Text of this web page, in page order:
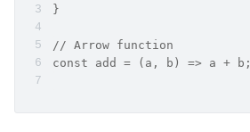
}
// Arrow function
const add = (a, b) => a + b;